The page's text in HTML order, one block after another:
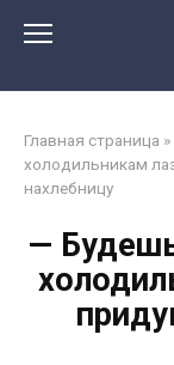
Главная страница »
холодильникам
нахлебницу
—